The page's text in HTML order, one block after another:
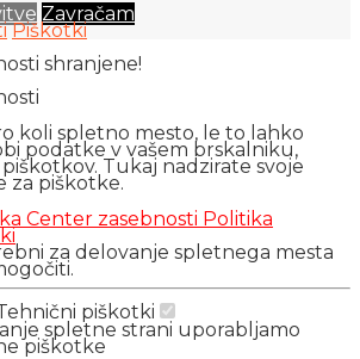
Zavračam
Piškotki
shranjene!
koli spletno mesto, le to lahko
podatke v vašem brskalniku,
Tukaj nadzirate svoje
za piškotke.
Center zasebnosti Politika
za delovanje spletnega mesta
piškotki
spletne strani uporabljamo
piškotke